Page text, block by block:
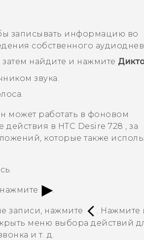
записывать информацию во
собственного
затем найдите и нажмите
звука.
может работать в фоновом
действия в HTC Desire 728 , за
которые также
.
записи, нажмите
. Нажмите
меню выбора действий
и т. д.